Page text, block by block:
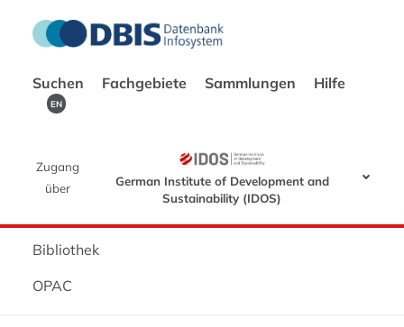
Suchen Fachgebiete Sammlungen Hilfe
EN
Zugang
über
German Institute of Development and
Sustainability (IDOS)
Bibliothek
OPAC